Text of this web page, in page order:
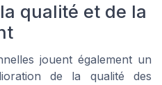
qualité et de la
jouent également un
de la qualité des